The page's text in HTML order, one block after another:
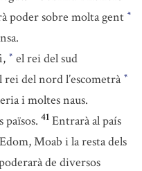
poder sobre molta gent *
* el rei del sud
del nord l’escometrà *
i moltes naus.
països. 41 Entrarà al país
Moab i la resta dels
de diversos